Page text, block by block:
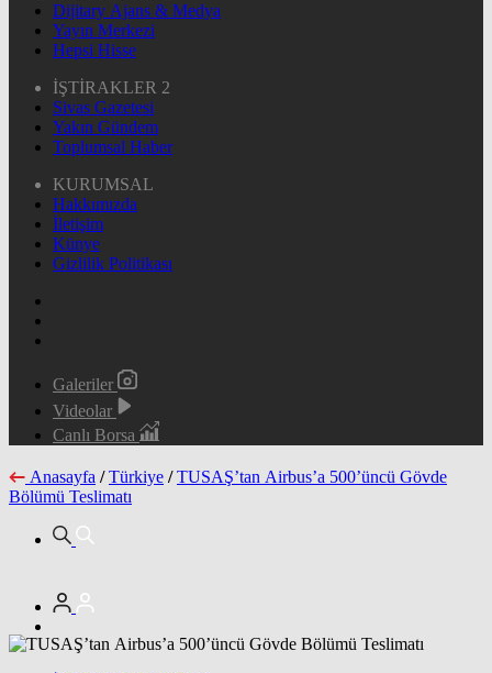
Dijitary Ajans & Medya
Yayın Merkezi
Hepsi Hisse
İŞTİRAKLER 2
Sivas Gazetesi
Yakın Gündem
Toplumsal Haber
KURUMSAL
Hakkımızda
İletişim
Künye
Gizlilik Politikası
Galeriler
Videolar
Canlı Borsa
Anasayfa / Türkiye / TUSAŞ’tan Airbus’a 500’üncü Gövde
Bölümü Teslimatı